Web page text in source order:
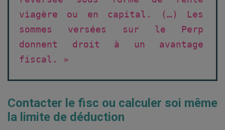
viagère ou en capital. (…) Les
sommes versées sur le Perp
donnent droit à un avantage
fiscal. »
Contacter le fisc ou calculer soi même
la limite de déduction